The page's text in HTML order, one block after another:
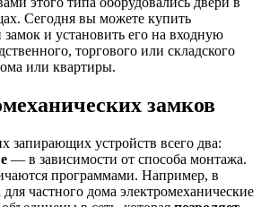
Сегодня вы можете купить
и установить его на входную
торгового или складского
или квартиры.
замков
запирающих устройств всего два:
— в зависимости от способа монтажа.
программами. Например, в
частного дома электромеханические